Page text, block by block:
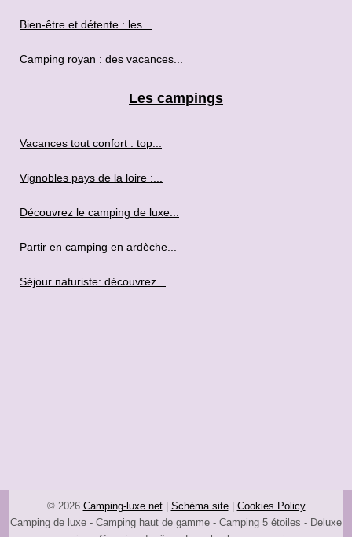
Bien-être et détente : les...
Camping royan : des vacances...
Les campings
Vacances tout confort : top...
Vignobles pays de la loire :...
Découvrez le camping de luxe...
Partir en camping en ardèche...
Séjour naturiste: découvrez...
© 2026 Camping-luxe.net| Schéma site| Cookies Policy
Camping de luxe - Camping haut de gamme - Camping 5 étoiles - Deluxe